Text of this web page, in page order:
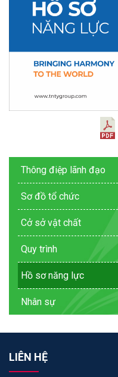
Thông điệp lãnh đạo
Sơ đồ tổ chức
Cở sở vật chất
Quy trình
Hồ sơ năng lực
Nhân sự
LIÊN HỆ